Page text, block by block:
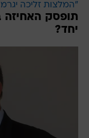
"המלצות זליכה
תופסק האחיזה
יחד?